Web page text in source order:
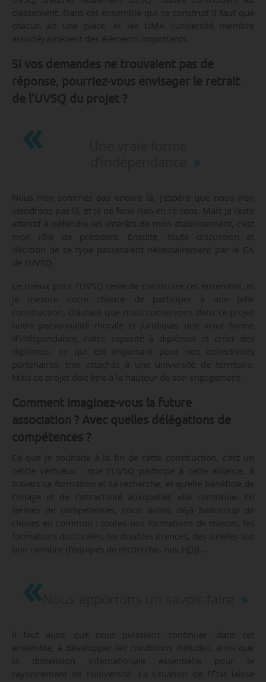
classement. Dans cet ensemble qui se construit il faut que
chacun ait une place, et les UMA (université membre
associé) amènent des éléments importants.
Si vos demandes ne trouvaient pas de
réponse, pourriez-vous envisager le retrait
de l’UVSQ du projet ?
Nous n’en sommes pas encore là, j’espère que nous n’en
viendrons pas là, et je ne ferai rien en ce sens. Mais je reste
attentif à défendre les intérêts de mon établissement, c’est
mon rôle de président. Ensuite, toute discussion et
décision de ce type passeraient nécessairement par le CA
de l’UVSQ.
Le mieux pour l’UVSQ reste de construire cet ensemble, et
je mesure notre chance de participer à une telle
construction. D’autant que nous conservons dans ce projet
notre personnalité morale et juridique, une vraie forme
d’indépendance, notre capacité à diplômer et créer des
diplômes, ce qui est important pour nos collectivités
partenaires, très attachés à une université de territoire.
Mais ce projet doit être à la hauteur de son engagement.
Comment imaginez-vous la future
association ? Avec quelles délégations de
compétences ?
Ce que je souhaite à la fin de cette construction, c’est un
cercle vertueux : que l’UVSQ participe à cette alliance, à
travers sa formation et sa recherche, et qu’elle bénéficie de
l’image et de l’attractivité auxquelles elle contribue. En
termes de compétences, nous avons déjà beaucoup de
choses en commun : toutes nos formations de master, les
formations doctorales, les doubles licences, des tutelles sur
bon nombre d’équipes de recherche, nos
HDR
Il faut aussi que nous puissions continuer, dans cet
ensemble, à développer les conditions d’études, ainsi que
la dimension internationale essentielle pour le
rayonnement de l’université. La situation de l’État laisse